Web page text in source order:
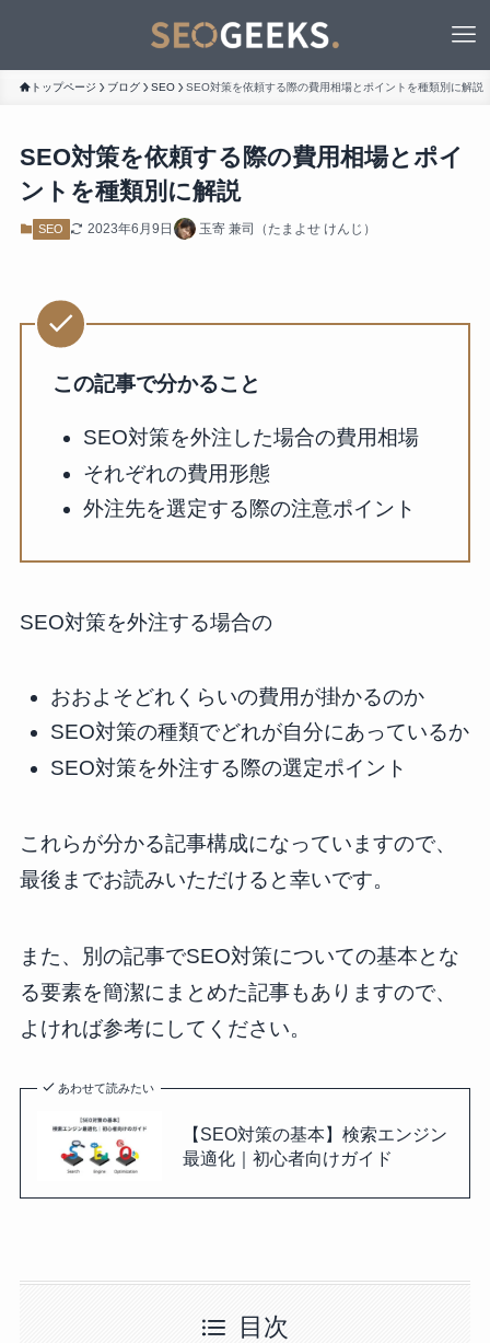
トップページ ブログ SEO SEO対策を依頼する際の費用相場とポイントを種類別に解説
SEO対策を依頼する際の費用相場とポイ
ントを種類別に解説
SEO 2023年6月9日 玉寄 兼司（たまよせ けんじ）
この記事で分かること
SEO対策を外注した場合の費用相場
それぞれの費用形態
外注先を選定する際の注意ポイント
SEO対策を外注する場合の
おおよそどれくらいの費用が掛かるのか
SEO対策の種類でどれが自分にあっているか
SEO対策を外注する際の選定ポイント
これらが分かる記事構成になっていますので、
最後までお読みいただけると幸いです。
また、別の記事でSEO対策についての基本とな
る要素を簡潔にまとめた記事もありますので、
よければ参考にしてください。
あわせて読みたい
【SEO対策の基本】検索エンジン
最適化｜初心者向けガイド
目次